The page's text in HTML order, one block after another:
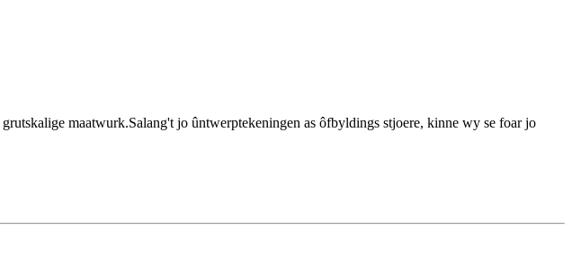
maatwurk.Salang't jo ûntwerptekeningen as ôfbyldings stjoere, kinne wy ​​se foar jo